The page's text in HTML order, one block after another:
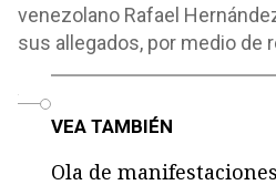
venezolano Rafael
sus allegados, por medio de
VEA TAMBIÉN
Ola de